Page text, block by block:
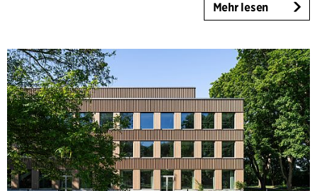
Mehr lesen